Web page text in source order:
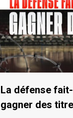
La défense
gagner des